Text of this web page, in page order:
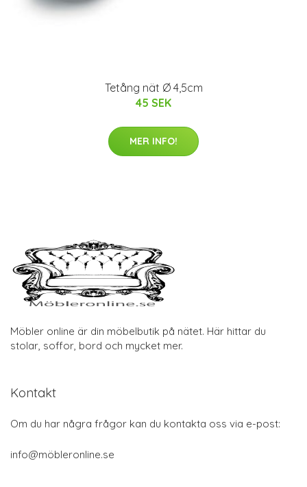
Tetång nät Ø 4,5cm
45 SEK
MER INFO!
Möbler online är din möbelbutik på nätet. Här hittar du
stolar, soffor, bord och mycket mer.
Kontakt
Om du har några frågor kan du kontakta oss via e-post:
info@möbleronline.se